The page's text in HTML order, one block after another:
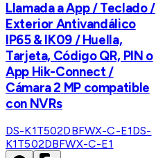
Llamada a App / Teclado /
Exterior Antivandálico
IP65 & IK09 / Huella,
Tarjeta, Código QR, PIN o
App Hik-Connect /
Cámara 2 MP compatible
con NVRs
DS-K1T502DBFWX-C-E1DS-
K1T502DBFWX-C-E1